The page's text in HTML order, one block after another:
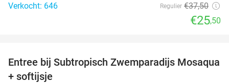
Verkocht: 646
Regulier €37,50
€25,50
25%
Entree bij Subtropisch Zwemparadijs Mosaqua
+ softijsje